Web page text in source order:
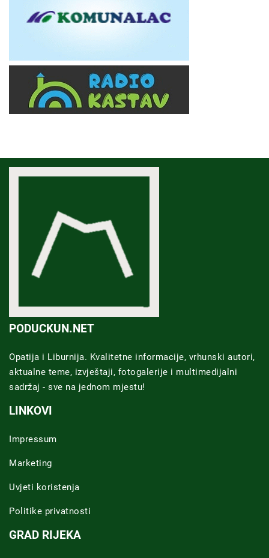
PODUCKUN.NET
Opatija i Liburnija. Kvalitetne informacije, vrhunski autori,
aktualne teme, izvještaji, fotogalerije i multimedijalni
sadržaj - sve na jednom mjestu!
LINKOVI
Impressum
Marketing
Uvjeti koristenja
Politike privatnosti
GRAD RIJEKA